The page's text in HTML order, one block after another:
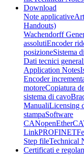
Download
Note applicative
Handouts)
Wachendorff
assolutiEncoder
posizioneSistema
Dati tecnici
Application Notes
Encoder
motoreCopiatura
sistema di cavo
ManualiLicensing
stampaSoftware
CANopen
LinkPROFINET
Step fileTechnical
Certificati e